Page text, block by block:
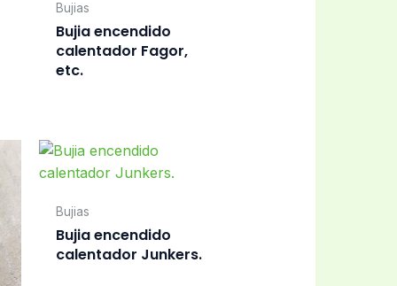
Bujias
Bujia encendido
calentador Fagor,
etc.
Bujias
Bujia encendido
calentador Junkers.